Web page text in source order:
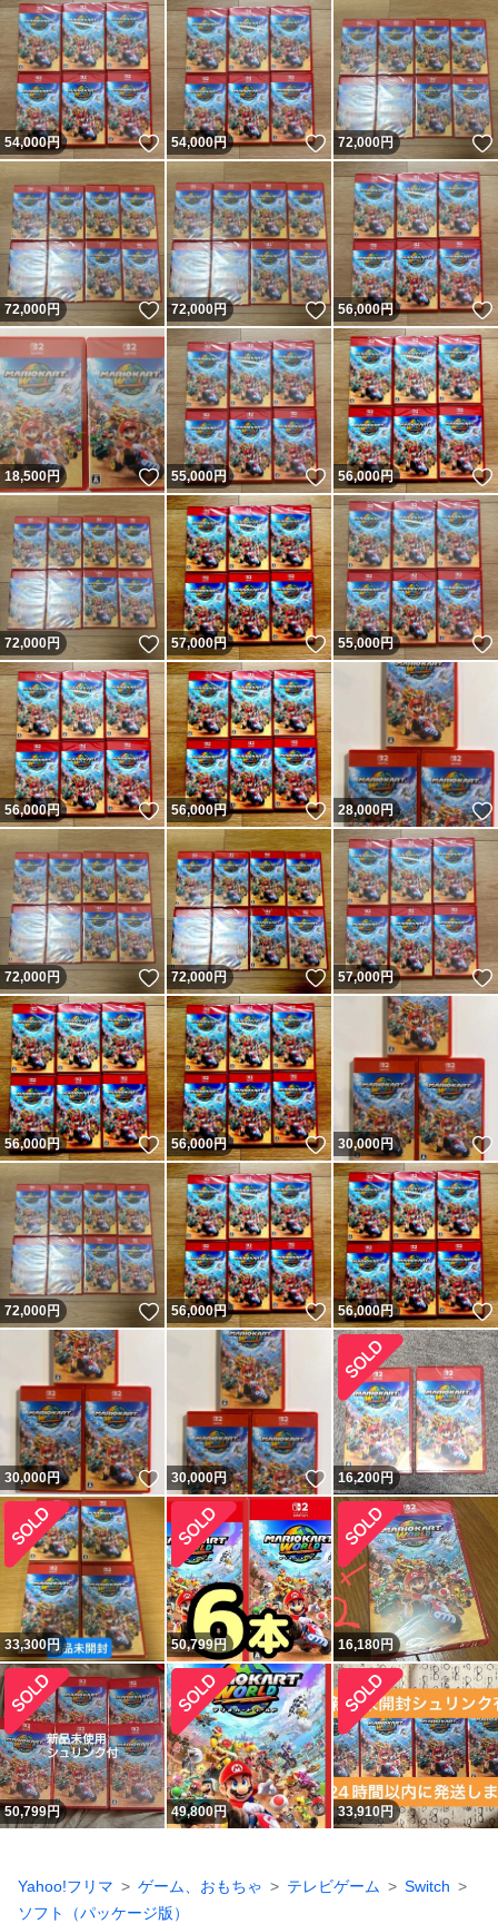
54,000円 いいね！
54,000円 いいね！
72,000円
72,000円 いいね！
72,000円 いいね！
56,000円
18,500円 いいね！
55,000円 いいね！
56,000円
72,000円 いいね！
57,000円 いいね！
55,000円
56,000円 いいね！
56,000円 いいね！
28,000円
72,000円 いいね！
72,000円 いいね！
57,000円
56,000円 いいね！
56,000円 いいね！
30,000円
72,000円 いいね！
56,000円 いいね！
56,000円
30,000円 いいね！
30,000円 いいね！
16,200円
33,300円 50,799円 16,180円
50,799円 49,800円 33,910円
Yahoo!フリマ ゲーム、おもちゃ テレビゲーム
Switch
ソフト（パッケージ版）